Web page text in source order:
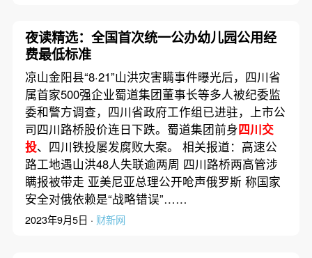
夜读精选：全国首次统一公办幼儿园公用经
费最低标准
凉山金阳县“8·21”山洪灾害瞒事件曝光后，四川省
属首家500强企业蜀道集团董事长等多人被纪委监
委和警方调查，四川省政府工作组已进驻，上市公
司四川路桥股价连日下跌。蜀道集团前身四川交
投、四川铁投屡发腐败大案。 相关报道：高速公
路工地遇山洪48人失联逾两周 四川路桥两高管涉
瞒报被带走 亚美尼亚总理公开呛声俄罗斯 称国家
安全对俄依赖是“战略错误”……
2023年9月5日 · 财新网